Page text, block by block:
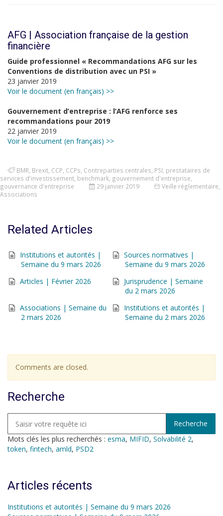
AFG | Association française de la gestion
financière
Guide professionnel « Recommandations AFG sur les
Conventions de distribution avec un PSI »
23 janvier 2019
Voir le document (en français) >>
Gouvernement d’entreprise : l’AFG renforce ses
recommandations pour 2019
22 janvier 2019
Voir le document (en français) >>
BMR Brexit CCP CCPs Contreparties centrales PSI prestataires de
services d'investissement benchmark gouvernement d'entreprise
gouvernance d'entreprise
29 janvier 2019 Veille réglementaire
Associations
Related Articles
Institutions et autorités |
Semaine du 9 mars 2026
Sources normatives |
Semaine du 9 mars 2026
Articles | Février 2026
Jurisprudence | Semaine
du 2 mars 2026
Associations | Semaine du
2 mars 2026
Institutions et autorités |
Semaine du 2 mars 2026
Comments are closed.
Recherche
Mots clés les plus recherchés : esma, MIFID, Solvabilité 2,
token, fintech, amld, PSD2
Articles récents
Institutions et autorités | Semaine du 9 mars 2026